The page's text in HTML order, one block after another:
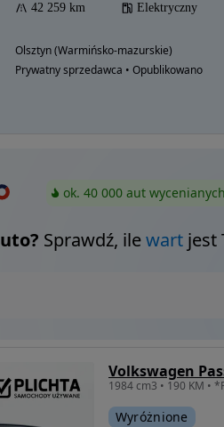
42 259 km Elektryczny
Olsztyn (Warmińsko-mazurskie)
Prywatny sprzedawca • Opublikowano
ok. 40 000 aut
Sprawdź, ilewartjest
Volkswagen
Wyróżnione